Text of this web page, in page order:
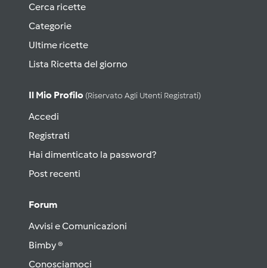
Cerca ricette
Categorie
Ultime ricette
Lista Ricetta del giorno
Il Mio Profilo (riservato Agli Utenti Registrati)
Accedi
Registrati
Hai dimenticato la password?
Post recenti
Forum
Avvisi e Comunicazioni
Bimby ®
Conosciamoci